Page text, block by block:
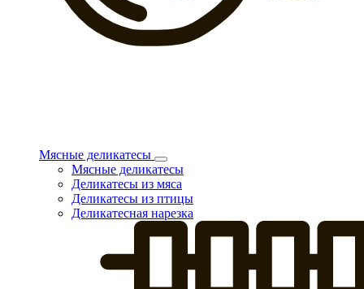
Мясные деликатесы
Мясные деликатесы
Деликатесы из мяса
Деликатесы из птицы
Деликатесная нарезка